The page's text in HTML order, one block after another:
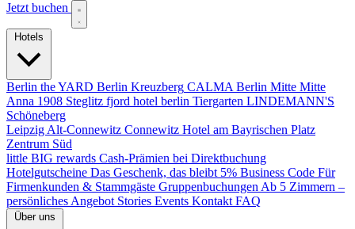
Jetzt buchen
Berlin the YARD Berlin Kreuzberg CALMA Berlin Mitte Mitte
Anna 1908 Steglitz fjord hotel berlin Tiergarten LINDEMANN'S
Schöneberg
Leipzig Alt-Connewitz Connewitz Hotel am Bayrischen Platz
Zentrum Süd
little BIG rewards Cash-Prämien bei Direktbuchung
Hotelgutscheine Das Geschenk, das bleibt 5% Business Code Für
Firmenkunden & Stammgäste Gruppenbuchungen Ab 5 Zimmern –
persönliches Angebot Stories Events Kontakt FAQ